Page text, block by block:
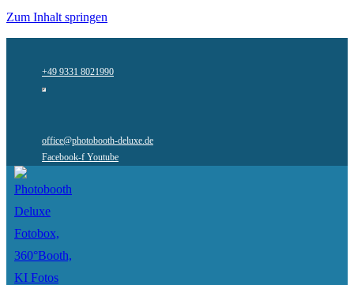
Zum Inhalt springen
+49 9331 8021990
office@photobooth-deluxe.de
Facebook-f Youtube